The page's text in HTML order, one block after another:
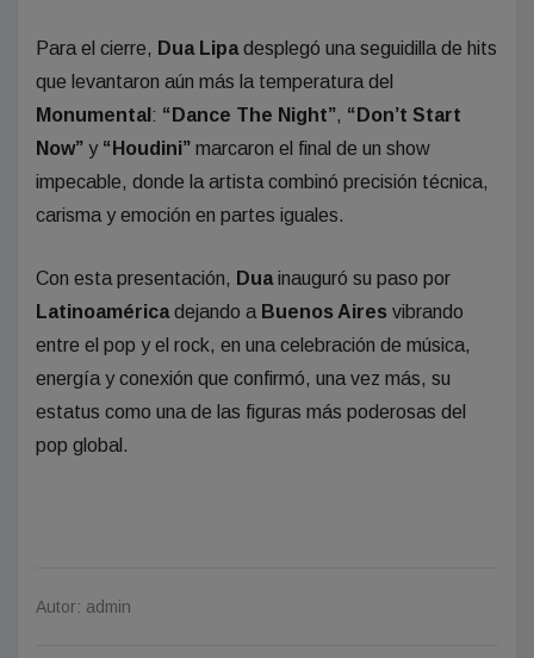
Para el cierre, Dua Lipadesplegó una seguidilla de hits
que levantaron aún más la temperatura del
Monumental : “Dance The Night”, “Don’t Start
Now” y “Houdini” marcaron el final de un show
impecable, donde la artista combinó precisión técnica,
carisma y emoción en partes iguales.
Con esta presentación, Duainauguró su paso por
Latinoaméricadejando a Buenos Aires vibrando
entre el pop y el rock, en una celebración de música,
energía y conexión que confirmó, una vez más, su
estatus como una de las figuras más poderosas del
pop global.
Autor: admin